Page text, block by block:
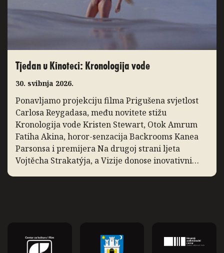
Tjedan u Kinoteci: Kronologija vode
30. svibnja 2026.
Ponavljamo projekciju filma Prigušena svjetlost
Carlosa Reygadasa, među novitete stižu
Kronologija vode Kristen Stewart, Otok Amrum
Fatiha Akina, horor-senzacija Backrooms Kanea
Parsonsa i premijera Na drugoj strani ljeta
Vojtěcha Strakatýja, a Vizije donose inovativni